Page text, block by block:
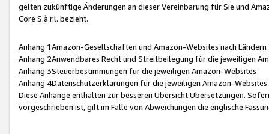
gelten zukünftige Änderungen an dieser Vereinbarung für Sie und
Core S.à r.l. bezieht.
Anhang 1Amazon-Gesellschaften und Amazon-Websites nach Ländern
Anhang 2Anwendbares Recht und Streitbeilegung für die jeweiligen
Anhang 3Steuerbestimmungen für die jeweiligen Amazon-Websites
Anhang 4Datenschutzerklärungen für die jeweiligen Amazon-Websites
Diese Anhänge enthalten zur besseren Übersicht Übersetzungen.
vorgeschrieben ist, gilt im Falle von Abweichungen die englische